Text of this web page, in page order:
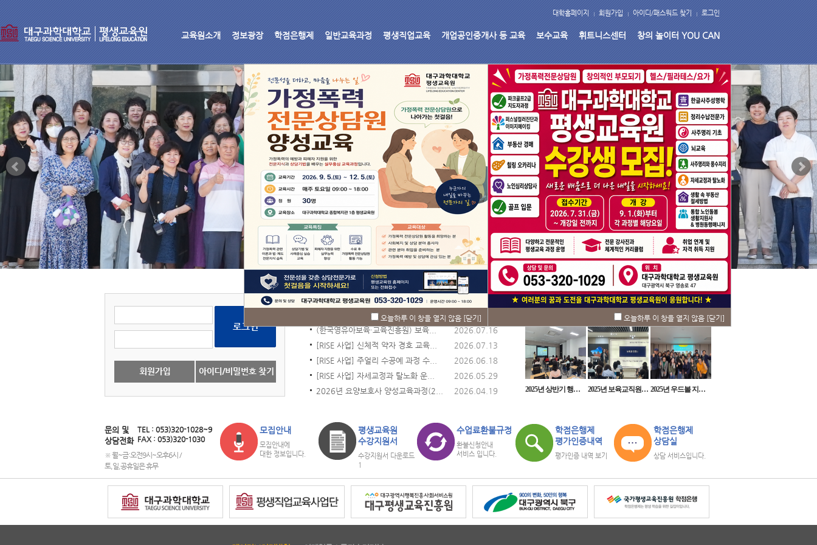
대학홈페이지 회원가입 아이디/패스워드 찾기 로그인
교육원소개 정보광장 학점은행제 일반교육과정 평생직업교육 개업공인중개사 등 교육 보수교육 휘트니스센터 창의 놀이터 YOU CAN
공지사항
NOTICE
(한국영유아보육·교육진흥원) 보육...
2026.07.16
[RISE 사업] 신체적 약자 경호 교육...
2026.07.13
[RISE 사업] 주얼리 수공예 과정 수...
2026.06.18
[RISE 사업] 자세교정과 탈노화 운...
2026.05.29
2026년 요양보호사 양성교육과정(2...
2026.04.19
자료실
DATA
2025년 상반기 행복대학 2025년 보육교직원 보수교육(교사 일반직무교육) 2025년 우드볼 지도자 자격취득과정
교강사용
문의 및
상담전화
TEL : 053)320-1028~9
FAX : 053)320-1030
※ 월~금:오전9시~오후6시 /
토,일,공휴일은 휴무
모집안내
모집안내에
대한 정보입니다.
평생교육원
수강지원서
수강지원서 다운로드
1
수업료환불규정
환불신청안내
서비스 입니다.
학점은행제
평가인증내역
평가인증 내역 보기
학점은행제
상담실
상담 서비스입니다.
오늘하루 이 창을 열지 않음 [닫기]
오늘하루 이 창을 열지 않음 [닫기]